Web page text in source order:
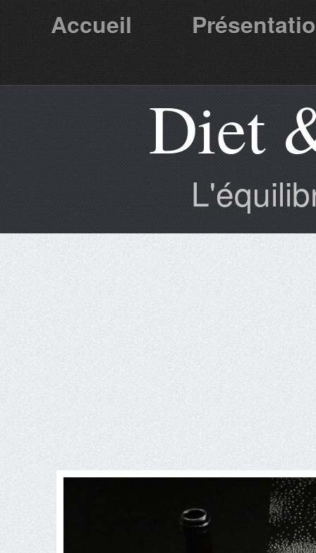
Accueil
Partenaires Diet